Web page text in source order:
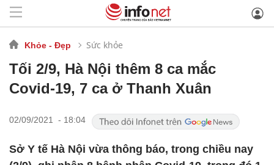
Khỏe - Đẹp Sức khỏe
Tối 2/9, Hà Nội thêm 8 ca mắc
Covid-19, 7 ca ở Thanh Xuân
02/09/2021 - 18:04
Sở Y tế Hà Nội vừa thông báo, trong chiều nay